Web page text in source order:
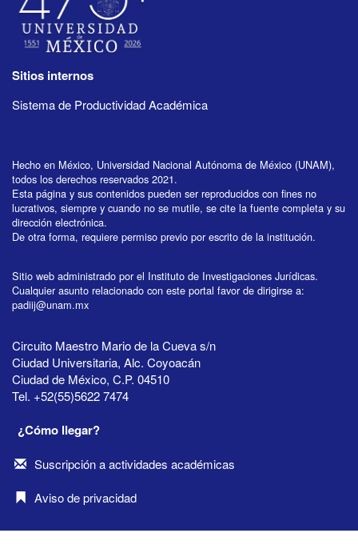
Sitios internos
Sistema de Productividad Académica
Hecho en México, Universidad Nacional Autónoma de México (UNAM),
todos los derechos reservados 2021.
Esta página y sus contenidos pueden ser reproducidos con fines no
lucrativos, siempre y cuando no se mutile, se cite la fuente completa y su
dirección electrónica.
De otra forma, requiere permiso previo por escrito de la institución.
Sitio web administrado por el Instituto de Investigaciones Jurídicas.
Cualquier asunto relacionado con este portal favor de dirigirse a:
padiij@unam.mx
Circuito Maestro Mario de la Cueva s/n
Ciudad Universitaria, Alc. Coyoacán
Ciudad de México, C.P. 04510
Tel. +52(55)5622 7474
¿Cómo llegar?
Suscripción a actividades académicas
Aviso de privacidad